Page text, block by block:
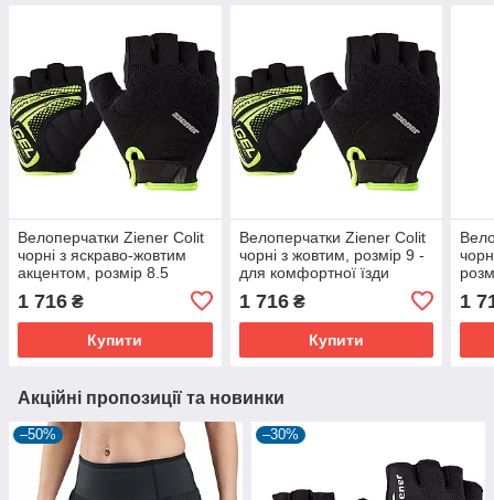
Велоперчатки Ziener Colit
чорні з яскраво-жовтим
акцентом, розмір 8.5
1 716 ₴
Купити
Велоперчатки Ziener Colit
чорні з жовтим, розмір 9 -
для комфортної їзди
1 716₴
Купити
1
Акційні пропозиції та новинки
–50% –30%